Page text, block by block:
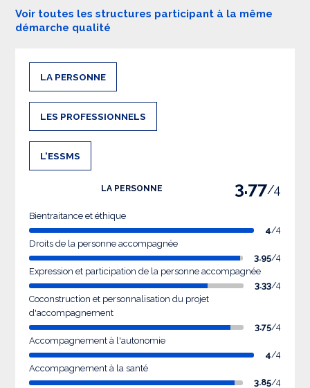
Voir toutes les structures participant à la même
démarche qualité
LA PERSONNE
LES PROFESSIONNELS
L'ESSMS
LA PERSONNE 3.77/4
Bientraitance et éthique
4/4
Droits de la personne accompagnée
3.95/4
Expression et participation de la personne accompagnée
3.33/4
Coconstruction et personnalisation du projet
d'accompagnement
3.75/4
Accompagnement à l'autonomie
4/4
Accompagnement à la santé
3.85/4